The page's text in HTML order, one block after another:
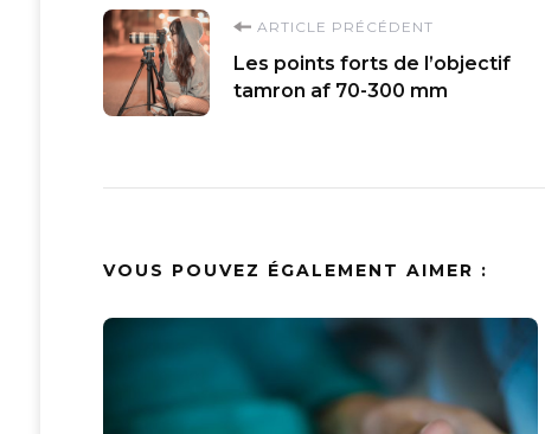
Navigation
d'article
ARTICLE PRÉCÉDENT
Les points forts de l’objectif
tamron af 70-300 mm
VOUS POUVEZ ÉGALEMENT AIMER :